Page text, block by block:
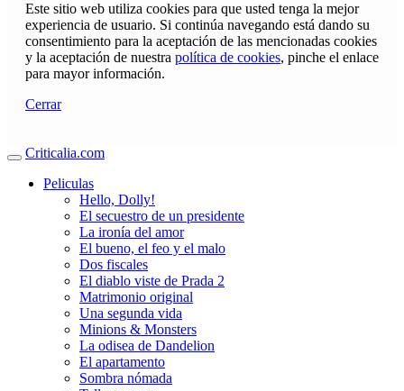
Este sitio web utiliza cookies para que usted tenga la mejor
experiencia de usuario. Si continúa navegando está dando su
consentimiento para la aceptación de las mencionadas cookies
y la aceptación de nuestra política de cookies, pinche el enlace
para mayor información.
Cerrar
Criticalia.com
Peliculas
Hello, Dolly!
El secuestro de un presidente
La ironía del amor
El bueno, el feo y el malo
Dos fiscales
El diablo viste de Prada 2
Matrimonio original
Una segunda vida
Minions & Monsters
La odisea de Dandelion
El apartamento
Sombra nómada